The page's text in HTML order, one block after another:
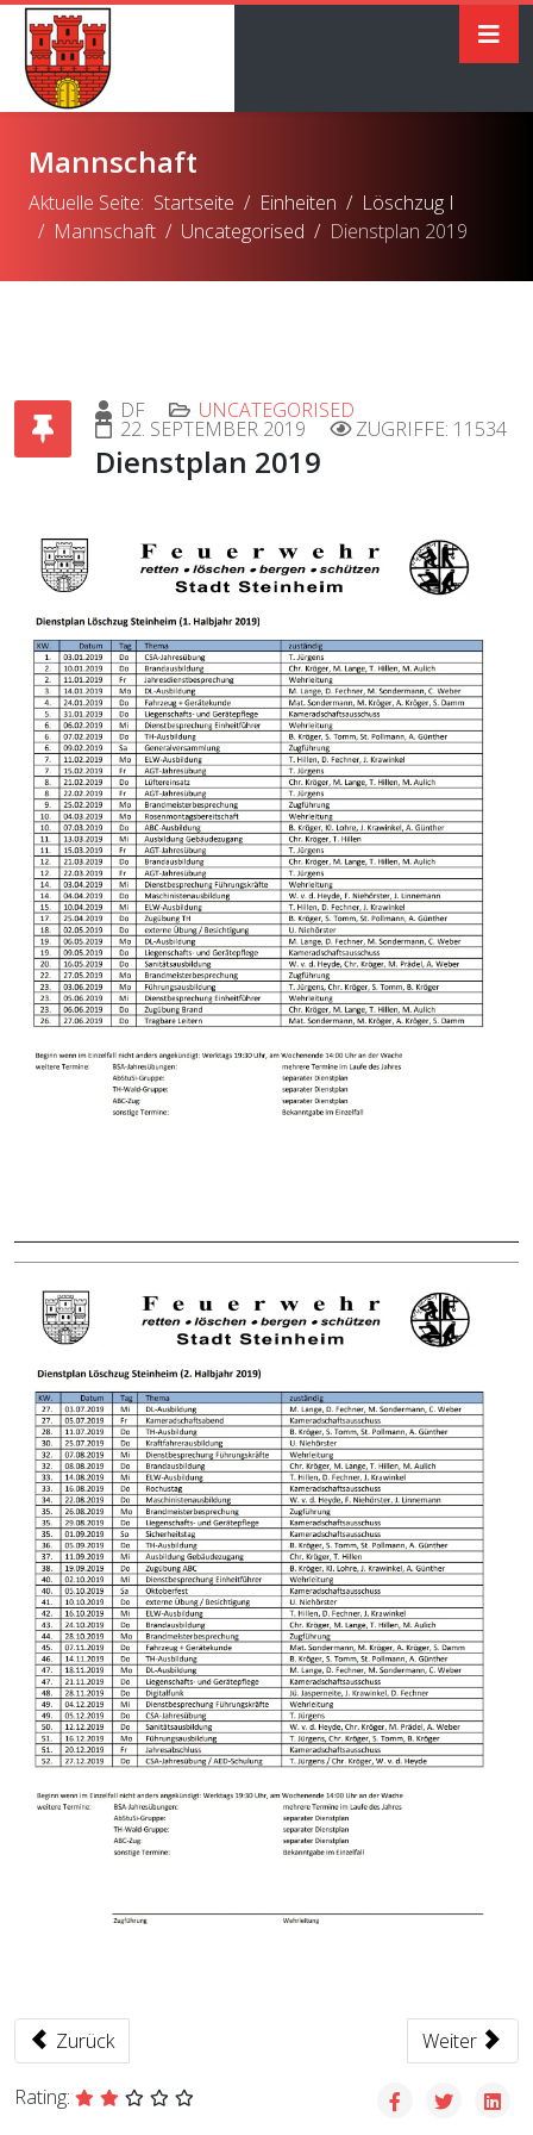
Mannschaft
Aktuelle Seite: Startseite Einheiten
Löschzug I
Mannschaft
Uncategorised Dienstplan 2019
DF UNCATEGORISED
22. SEPTEMBER 2019 ZUGRIFFE: 11534
Dienstplan 2019
Vorheriger Beitrag: Kalender Abonnieren
Zurück Nächster
Weiter
Rating: